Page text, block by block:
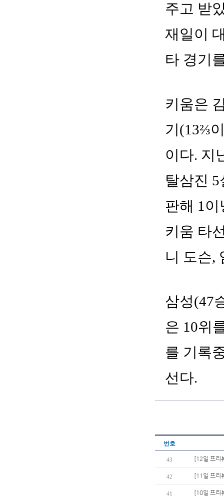
주고 받
재일이
타 경기
키움은
기(13⅔
이다. 지
탈삼진
판해 1
키움 타
니 도슨,
삼성(47
은 10위
를 기록
선다.
번호
43 [12일 프리
42 [11일 프리
41 [10일 프리